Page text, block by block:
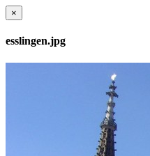
×
esslingen.jpg